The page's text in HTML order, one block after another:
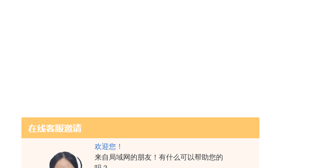
欢迎您！
来自局域网的朋友！有什么可以帮助您的